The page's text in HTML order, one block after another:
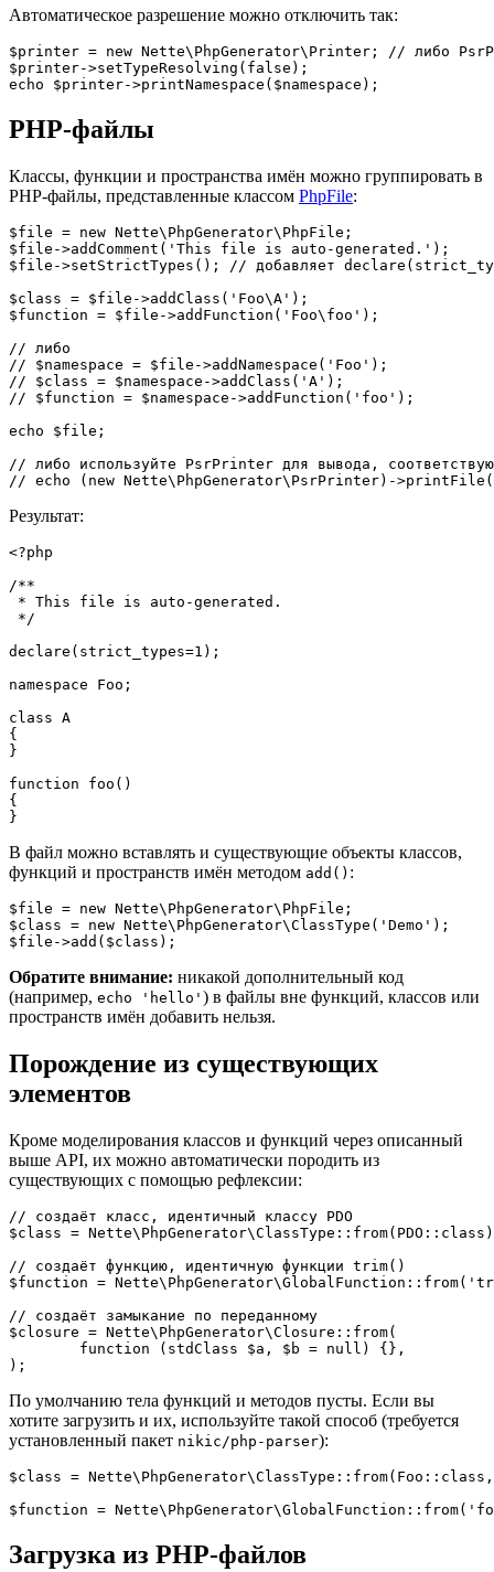
Автоматическое разрешение можно отключить так:
$printer = new Nette\PhpGenerator\Printer; // либо
$printer->setTypeResolving(false);
PHP-файлы
Классы, функции и пространства имён можно группировать в
PHP-файлы, представленные классом PhpFile:
$file = new Nette\PhpGenerator\PhpFile;
$file->addComment('This file is auto-generated.');
$file->setStrictTypes(); // добавляет
$class = $file->addClass('Foo\A');
$function = $file->addFunction('Foo\foo');
// либо
// $namespace = $file->addNamespace('Foo');
// $class = $namespace->addClass('A');
// $function = $namespace->addFunction('foo');
echo $file;
// либо используйте PsrPrinter для вывода,
Результат:
<?php
/**
* This file is auto-generated.
*/
declare(strict_types=1);
namespace Foo;
class A
{
}
function foo()
{
В файл можно вставлять и существующие объекты классов,
функций и пространств имён методом add() :
$file = new Nette\PhpGenerator\PhpFile;
$class = new Nette\PhpGenerator\ClassType('Demo');
Обратите внимание: никакой дополнительный код
(например, echo 'hello' ) в файлы вне функций, классов или
пространств имён добавить нельзя.
Порождение из существующих
элементов
Кроме моделирования классов и функций через описанный
выше API, их можно автоматически породить из
существующих с помощью рефлексии:
// создаёт класс, идентичный классу PDO
$class =
// создаёт функцию, идентичную функции trim()
$function =
// создаёт замыкание по переданному
$closure = Nette\PhpGenerator\Closure::from(
По умолчанию тела функций и методов пусты. Если вы
хотите загрузить и их, используйте такой способ (требуется
установленный пакет nikic/php-parser):
$class =
Загрузка из PHP-файлов